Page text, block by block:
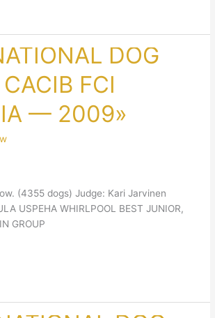
DOG
FCI
— 2009»
(4355 dogs) Judge: Kari Jarvinen
USPEHA WHIRLPOOL BEST JUNIOR,
GROUP